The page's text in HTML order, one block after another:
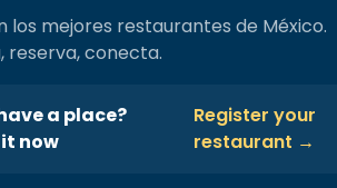
los mejores restaurantes de México.
reserva, conecta.
a place?
now
Register your
restaurant →